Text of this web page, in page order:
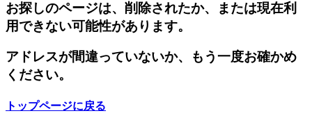
お探しのページは、削除されたか、または現在利
用できない可能性があります。
アドレスが間違っていないか、もう一度お確かめ
ください。
トップページに戻る